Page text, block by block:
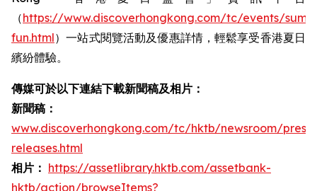
（https://www.discoverhongkong.com/tc/events/
fun.html）一站式閱覽活動及優惠詳情，輕鬆享受香港夏日
繽紛體驗。
傳媒可於以下連結下載新聞稿及相片：
新聞稿：
www.discoverhongkong.com/tc/hktb/newsroom/press-
releases.html
相片： https://assetlibrary.hktb.com/assetbank-
hktb/action/browseItems?